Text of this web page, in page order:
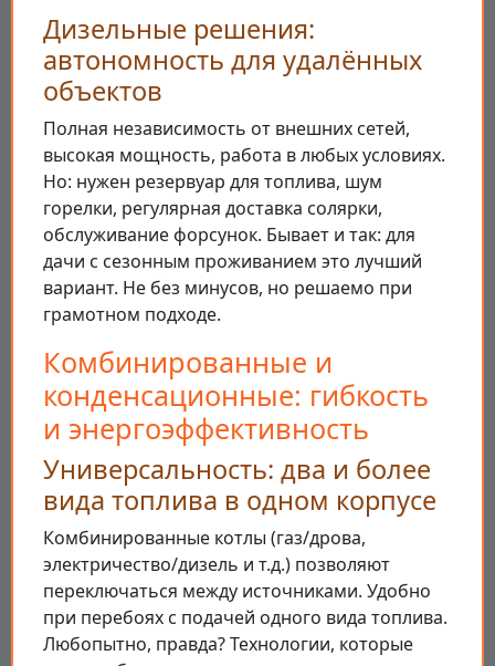
Дизельные решения:
автономность для удалённых
объектов
Полная независимость от внешних сетей,
высокая мощность, работа в любых условиях.
Но: нужен резервуар для топлива, шум
горелки, регулярная доставка солярки,
обслуживание форсунок. Бывает и так: для
дачи с сезонным проживанием это лучший
вариант. Не без минусов, но решаемо при
грамотном подходе.
Комбинированные и
конденсационные: гибкость
и энергоэффективность
Универсальность: два и более
вида топлива в одном корпусе
Комбинированные котлы (газ/дрова,
электричество/дизель и т.д.) позволяют
переключаться между источниками. Удобно
при перебоях с подачей одного вида топлива.
Любопытно, правда? Технологии, которые